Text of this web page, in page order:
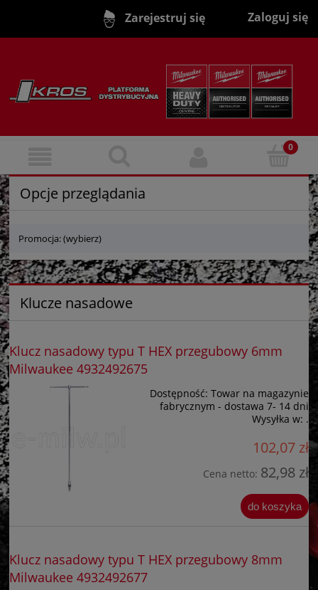
Zarejestruj się Zaloguj się
Opcje przeglądania
Promocja: (wybierz)
Klucze nasadowe
Klucz nasadowy typu T HEX przegubowy 6mm
Milwaukee 4932492675
Dostępność: Towar na magazynie
fabrycznym - dostawa 7- 14 dni
Wysyłka w: .
102,07 zł
Cena netto: 82,98 zł
do koszyka
Klucz nasadowy typu T HEX przegubowy 8mm
Milwaukee 4932492677